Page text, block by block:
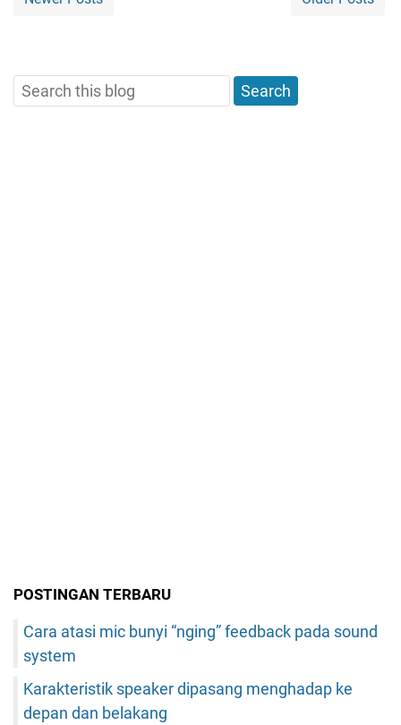
POSTINGAN TERBARU
Cara atasi mic bunyi “nging” feedback pada sound
system
Karakteristik speaker dipasang menghadap ke
depan dan belakang